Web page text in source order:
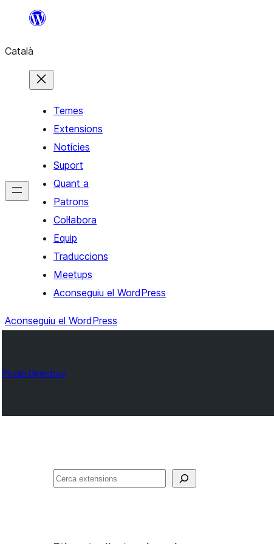
contingut
Català
Temes
Extensions
Notícies
Suport
Quant a
Patrons
Col·labora
Equip
Traduccions
Meetups
Aconseguiu el WordPress
Aconseguiu el WordPress
Plugin Directory
Cerca